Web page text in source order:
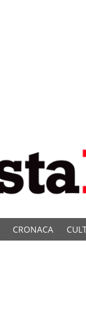
CRONACA